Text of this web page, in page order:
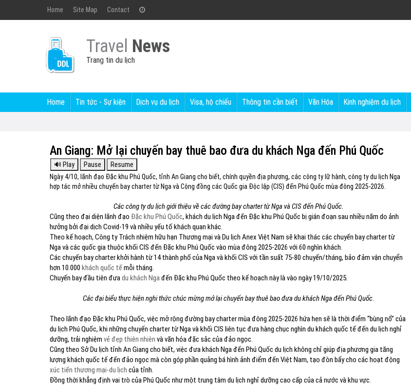
Home Site Map Contact
Travel News
Trang tin du lịch
Home Tin tức - Sự kiện Dịch vụ du lịch Visa, hộ chiếu Thông tin cần biết Văn Hóa Kinh nghiệm du lịch
An Giang: Mở lại chuyến bay thuê bao đưa du khách Nga đến Phú Quốc
Ngày 4/10, lãnh đạo Đặc khu Phú Quốc, tỉnh An Giang cho biết, chính quyền địa phương, các công ty lữ hành, công ty du lịch Nga
hợp tác mở nhiều chuyến bay charter từ Nga và Cộng đồng các Quốc gia Độc lập (CIS) đến Phú Quốc mùa đông 2025-2026.
Các công ty du lịch giới thiệu về các đường bay charter từ Nga và CIS đến Phú Quốc.
Cũng theo đại diện lãnh đạo Đặc khu Phú Quốc, khách du lịch Nga đến Đặc khu Phú Quốc bị gián đoạn sau nhiều năm do ảnh
hưởng bởi đại dịch Covid-19 và nhiều yếu tố khách quan khác.
Theo kế hoạch, Công ty Trách nhiệm hữu hạn Thương mại và Du lịch Anex Việt Nam sẽ khai thác các chuyến bay charter từ
Nga và các quốc gia thuộc khối CIS đến Đặc khu Phú Quốc vào mùa đông 2025-2026 với 60 nghìn khách.
Các chuyến bay charter khởi hành từ 14 thành phố của Nga và khối CIS với tần suất 75-80 chuyến/tháng, bảo đảm vận chuyển
hơn 10.000 khách quốc tếmỗi tháng.
Chuyến bay đầu tiên đưadu khách Ngađến Đặc khu Phú Quốc theo kế hoạch này là vào ngày 19/10/2025.
Các đại biểu thực hiện nghi thức chúc mừng mở lại chuyến bay thuê bao đưa du khách Nga đến Phú Quốc.
Theo lãnh đạo Đặc khu Phú Quốc, việc mở rộng đường bay charter mùa đông 2025-2026 hứa hẹn sẽ là thời điểm “bùng nổ” của
du lịch Phú Quốc, khi những chuyến charter từ Nga và khối CIS liên tục đưa hàng chục nghìn du khách quốc tế đến du lịch nghỉ
dưỡng, trải nghiệm vẻ đẹp thiên nhiên và văn hóa đặc sắc của đảo ngọc.
Cũng theo Sở Du lịch tỉnh An Giang cho biết, việc đưa khách Nga đến Phú Quốc du lịch không chỉ giúp địa phương gia tăng
lượng khách quốc tế đến đảo ngọc mà còn góp phần quảng bá hình ảnh điểm đến Việt Nam, tạo đòn bẩy cho các hoạt động
xúc tiến thương mại-du lịch của tỉnh.
Đồng thời khẳng định vai trò của Phú Quốc như một trung tâm du lịch nghỉ dưỡng cao cấp của cả nước và khu vực.